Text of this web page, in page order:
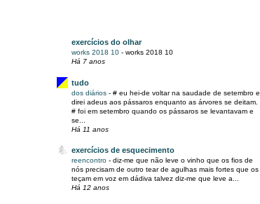
exercícios do olhar
works 2018 10 - works 2018 10
Há 7 anos
tudo
dos diários - # eu hei-de voltar na saudade de setembro e
direi adeus aos pássaros enquanto as árvores se deitam.
# foi em setembro quando os pássaros se levantavam e
se...
Há 11 anos
exercícios de esquecimento
reencontro - diz-me que não leve o vinho que os fios de
nós precisam de outro tear de agulhas mais fortes que os
teçam em voz em dádiva talvez diz-me que leve a...
Há 12 anos